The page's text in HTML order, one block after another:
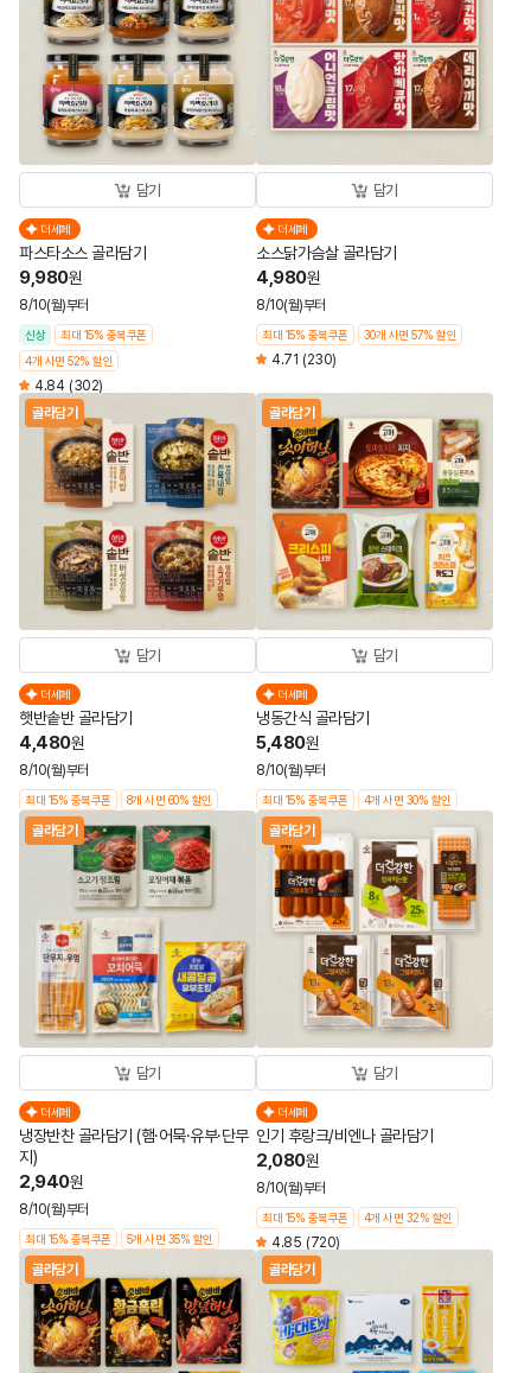
담기
더세페
파스타소스 골라담기
9,980원
8/10(월)부터
신상
최대 15% 중복쿠폰
4개 사면 52% 할인
4.84 (302)
담기
더세페
소스닭가슴살 골라담기
4,980원
8/10(월)부터
최대 15% 중복쿠폰 30개 사면 57% 할인
4.71 (230)
골라담기
담기
더세페
햇반솥반 골라담기
4,480원
8/10(월)부터
최대 15% 중복쿠폰 8개 사면 60% 할인
골라담기
담기
더세페
냉동간식 골라담기
5,480원
8/10(월)부터
최대 15% 중복쿠폰 4개 사면 30% 할인
골라담기
담기
더세페
냉장반찬 골라담기 (햄·어묵·유부·단무
지)
2,940원
8/10(월)부터
최대 15% 중복쿠폰 5개 사면 35% 할인
골라담기
담기
더세페
인기 후랑크/비엔나 골라담기
2,080원
8/10(월)부터
최대 15% 중복쿠폰 4개 사면 32% 할인
4.85 (720)
골라담기
골라담기